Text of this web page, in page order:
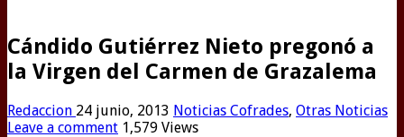
Cándido Gutiérrez Nieto pregonó a
la Virgen del Carmen de Grazalema
Redaccion 24 junio, 2013 Noticias Cofrades, Otras Noticias
Leave a comment 1,579 Views